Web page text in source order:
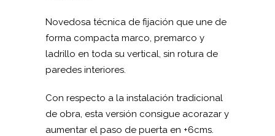
Novedosa técnica de fijación que une de
forma compacta marco, premarco y
ladrillo en toda su vertical, sin rotura de
paredes interiores.
Con respecto a la instalación tradicional
de obra, esta versión consigue acorazar y
aumentar el paso de puerta en +6cms.